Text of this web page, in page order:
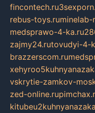
fincontech.ru
rebus-toys.ruminelab-
medsprawo-4-ka.ru
zajmy24.rutovudyi-4-
brazzerscom.ru
vskrytie-zamkov-
zed-online.ru